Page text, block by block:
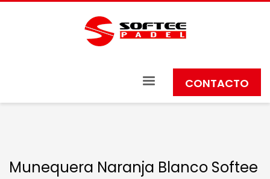
CONTACTO
Munequera Naranja Blanco Softee